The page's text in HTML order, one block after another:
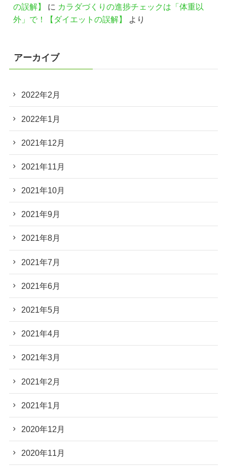
の誤解】
に カラダづくりの進捗チェックは「体重以
外」で！【ダイエットの誤解】
より
アーカイブ
2022年2月
2022年1月
2021年12月
2021年11月
2021年10月
2021年9月
2021年8月
2021年7月
2021年6月
2021年5月
2021年4月
2021年3月
2021年2月
2021年1月
2020年12月
2020年11月